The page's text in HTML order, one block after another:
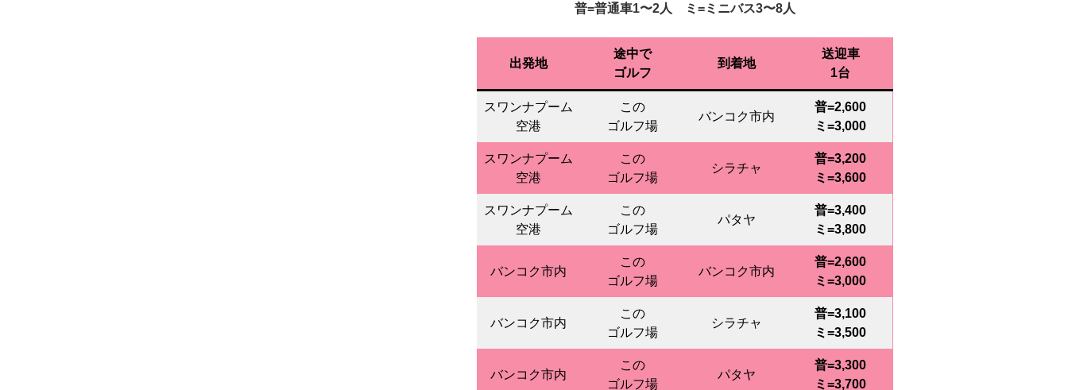
普=普通車1〜2人 ミ=ミニバス3〜8人
出発地
途中で
ゴルフ
到着地
送迎車
1台
スワンナプーム
空港
この
ゴルフ場
バンコク市内
普=2,600
ミ=3,000
スワンナプーム
空港
この
ゴルフ場
シラチャ
普=3,200
ミ=3,600
スワンナプーム
空港
この
ゴルフ場
パタヤ
普=3,400
ミ=3,800
バンコク市内
この
ゴルフ場
バンコク市内
普=2,600
ミ=3,000
バンコク市内
この
ゴルフ場
シラチャ
普=3,100
ミ=3,500
バンコク市内
この
ゴルフ場
パタヤ
普=3,300
ミ=3,700